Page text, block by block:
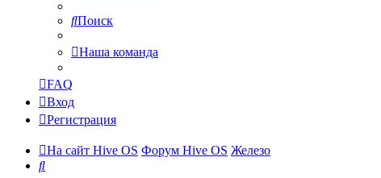
Поиск
Наша команда
FAQ
Вход
Регистрация
На сайт Hive OS Форум Hive OS Железо
Поиск